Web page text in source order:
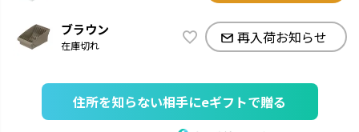
ブラウン
在庫切れ 再入荷お知らせ
住所を知らない相手にeギフトで贈る